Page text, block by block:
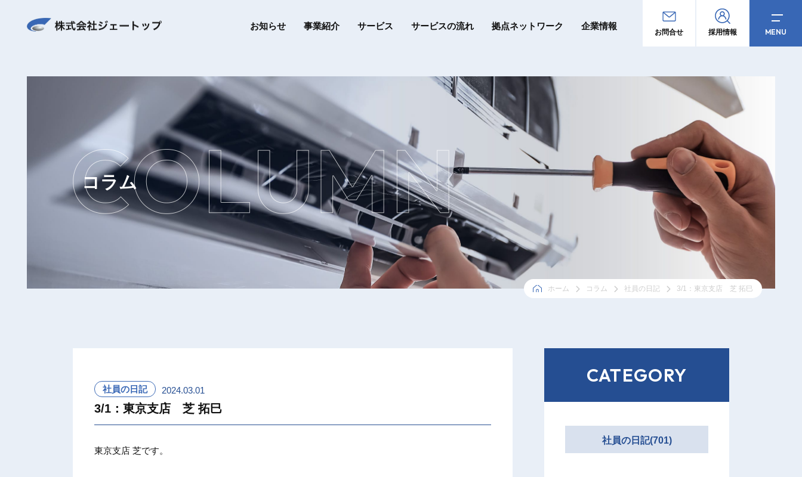
お知らせ 事業紹介 サービス サービスの流れ 拠点ネットワーク 企業情報
お問合せ 採用情報 MENU
コラム
ホーム コラム 社員の日記 3/1：東京支店 芝 拓巳
社員の日記 2024.03.01
3/1：東京支店 芝 拓巳
東京支店 芝です。
CATEGORY
社員の日記(701)